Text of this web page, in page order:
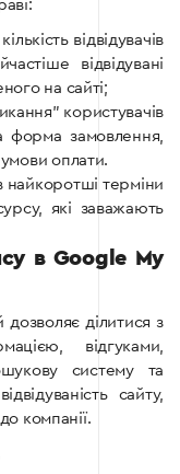
відвідувачів
відвідувані
на сайті;
користувачів
форма замовлення,
умови оплати.
найкоротші терміни
які заважають
в Google My
ділитися з
відгуками,
систему та
сайту,
компанії.